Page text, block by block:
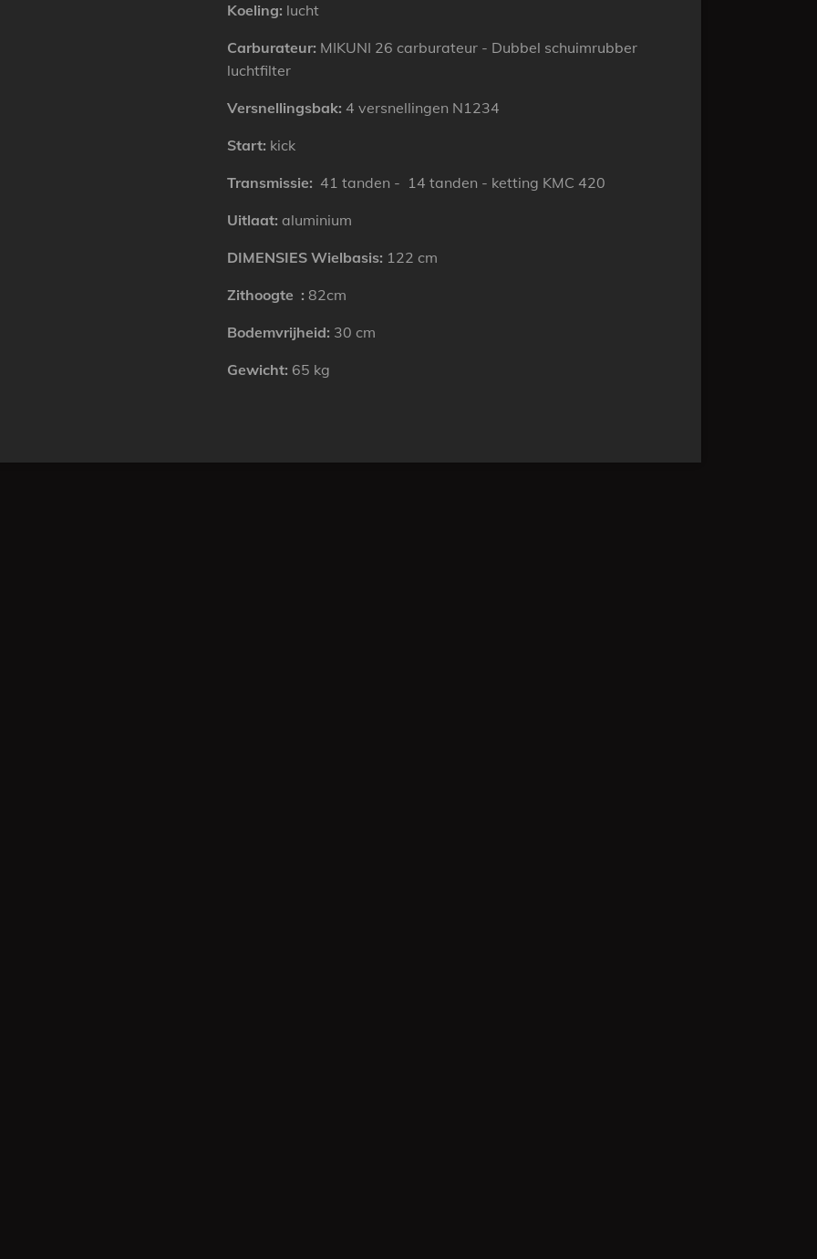
Koeling: lucht
Carburateur: MIKUNI 26 carburateur - Dubbel schuimrubber
luchtfilter
Versnellingsbak: 4 versnellingen N1234
Start: kick
Transmissie: 41 tanden - 14 tanden - ketting KMC 420
Uitlaat: aluminium
DIMENSIES Wielbasis: 122 cm
Zithoogte : 82cm
Bodemvrijheid: 30 cm
Gewicht: 65 kg